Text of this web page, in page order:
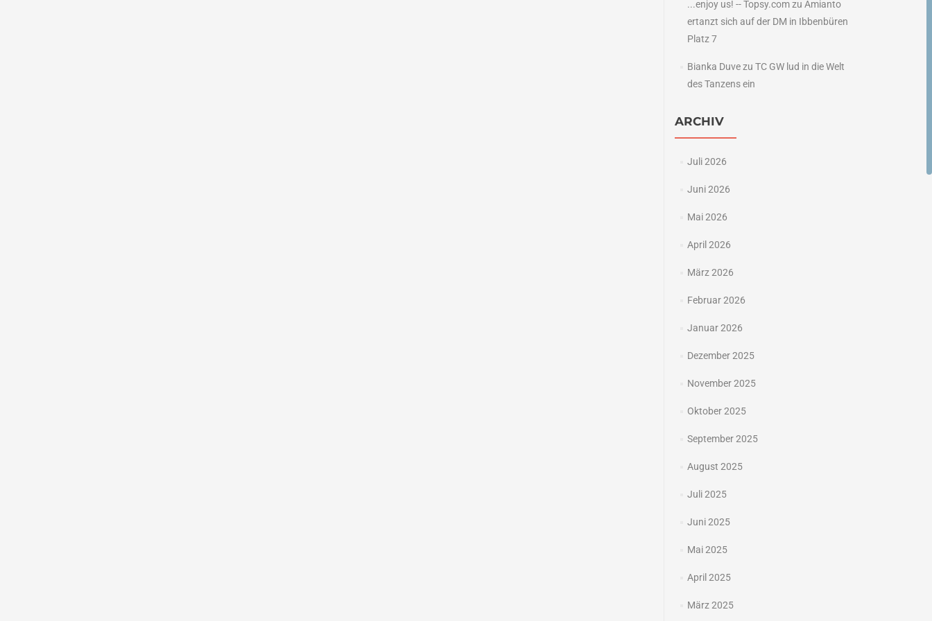
...enjoy us! -- Topsy.comzu Amianto
ertanzt sich auf der DM in Ibbenbüren
Platz 7
Bianka Duvezu TC GW lud in die Welt
des Tanzens ein
ARCHIV
Juli 2026
Juni 2026
Mai 2026
April 2026
März 2026
Februar 2026
Januar 2026
Dezember 2025
November 2025
Oktober 2025
September 2025
August 2025
Juli 2025
Juni 2025
Mai 2025
April 2025
März 2025